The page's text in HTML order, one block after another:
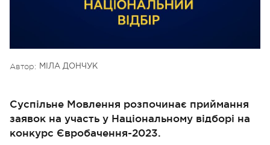
Автор: МІЛА ДОНЧУК
Суспільне Мовлення розпочинає приймання
заявок на участь у Національному відборі на
конкурс Євробачення-2023.